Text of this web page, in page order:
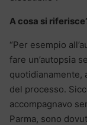
A cosa si
“Per esempio
fare un’autopsia
quotidianamente,
del processo.
accompagnavo
Parma, sono